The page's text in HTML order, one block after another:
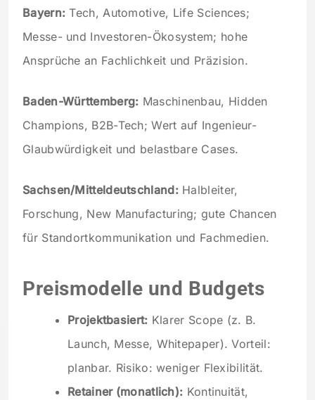
Bayern: Tech, Automotive, Life Sciences;
Messe- und Investoren-Ökosystem; hohe
Ansprüche an Fachlichkeit und Präzision.
Baden-Württemberg: Maschinenbau, Hidden
Champions, B2B-Tech; Wert auf Ingenieur-
Glaubwürdigkeit und belastbare Cases.
Sachsen/Mitteldeutschland:Halbleiter,
Forschung, New Manufacturing; gute Chancen
für Standortkommunikation und Fachmedien.
Preismodelle und Budgets
Projektbasiert: Klarer Scope (z. B.
Launch, Messe, Whitepaper). Vorteil:
planbar. Risiko: weniger Flexibilität.
Retainer (monatlich): Kontinuität,